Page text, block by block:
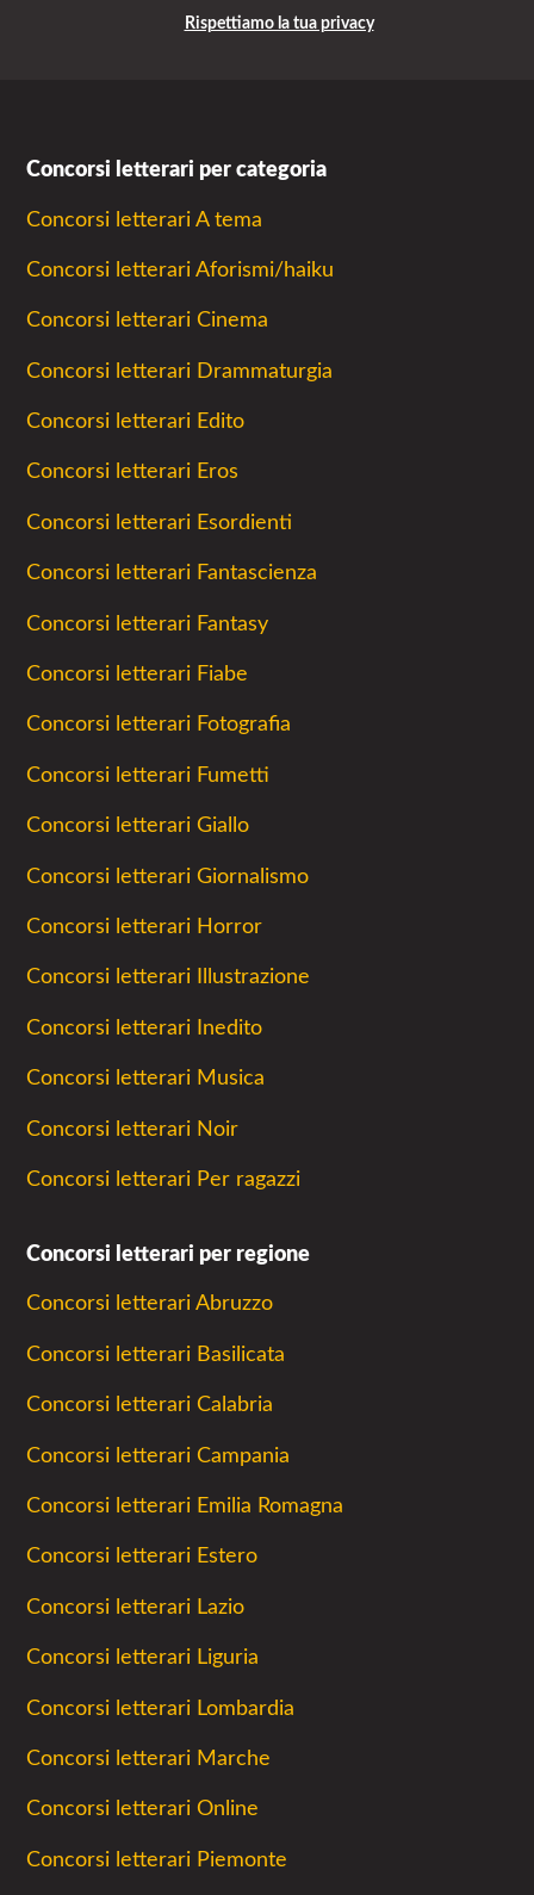
Rispettiamo la tua privacy
Concorsi letterari per categoria
Concorsi letterari A tema
Concorsi letterari Aforismi/haiku
Concorsi letterari Cinema
Concorsi letterari Drammaturgia
Concorsi letterari Edito
Concorsi letterari Eros
Concorsi letterari Esordienti
Concorsi letterari Fantascienza
Concorsi letterari Fantasy
Concorsi letterari Fiabe
Concorsi letterari Fotografia
Concorsi letterari Fumetti
Concorsi letterari Giallo
Concorsi letterari Giornalismo
Concorsi letterari Horror
Concorsi letterari Illustrazione
Concorsi letterari Inedito
Concorsi letterari Musica
Concorsi letterari Noir
Concorsi letterari Per ragazzi
Concorsi letterari per regione
Concorsi letterari Abruzzo
Concorsi letterari Basilicata
Concorsi letterari Calabria
Concorsi letterari Campania
Concorsi letterari Emilia Romagna
Concorsi letterari Estero
Concorsi letterari Lazio
Concorsi letterari Liguria
Concorsi letterari Lombardia
Concorsi letterari Marche
Concorsi letterari Online
Concorsi letterari Piemonte